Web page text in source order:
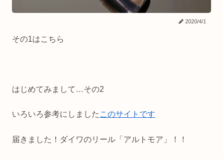
2020/4/1
その1はこちら
はじめてみまして…その2
いろいろ参考にしました このサイトです
届きました！ダイワのリール「アルトモア」！！